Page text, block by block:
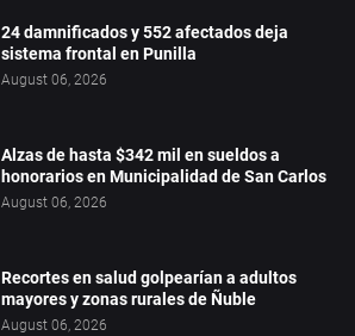
24 damnificados y 552 afectados deja
sistema frontal en Punilla
August 06, 2026
Alzas de hasta $342 mil en sueldos a
honorarios en Municipalidad de San Carlos
August 06, 2026
Recortes en salud golpearían a adultos
mayores y zonas rurales de Ñuble
August 06, 2026